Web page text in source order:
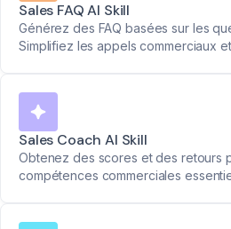
Sales FAQ AI Skill
Générez des FAQ basées sur les
Simplifiez les appels commerciaux
Sales Coach AI Skill
Obtenez des scores et des retours
compétences commerciales